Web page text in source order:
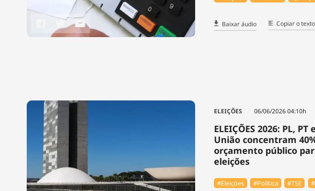
Baixar áudio Copiar o texto
ELEIÇÕES 06/06/2026 04:10h
ELEIÇÕES 2026: PL, PT e
União concentram
orçamento público
eleições
#Eleições #Política #TSE